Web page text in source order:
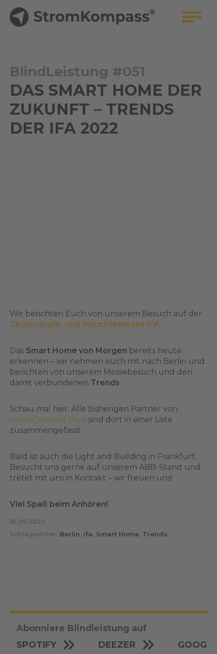
BlindLeistung #051
DAS SMART HOME DER
ZUKUNFT – TRENDS
DER IFA 2022
Wir berichten Euch von unserem Besuch auf der
Technologie- und Industriemesse IFA.
Das Smart Home von Morgen bereits heute
erkennen – wir nehmen euch mit nach Berlin und
berichten von unserem Messebesuch und den
damit verbundenen Trends.
Schau mal hier. Alle bisherigen Partner von
HomeConnect Plus sind dort in einer Liste
zusammengefasst.
Bald ist auch die Light and Building in Frankfurt.
Besucht uns gerne auf unserem ABB-Stand und
tretet mit uns in Kontakt – wir freuen uns!
Viel Spaß beim Anhören!
16.09.2022
Schlagwörter: Berlin, ifa, Smart Home, Trends
Abonniere Blindleistung auf
SPOTIFY
DEEZER